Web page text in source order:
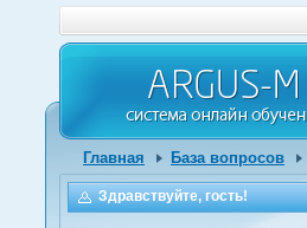
Главная База вопросов
Здравствуйте, гость!